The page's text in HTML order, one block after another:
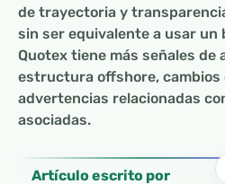
de trayectoria y
sin ser equivalente a usar
Quotex tiene más señales de
estructura offshore, cambios
advertencias relacionadas
asociadas.
Artículo escrito por